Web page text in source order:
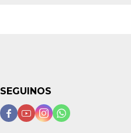
SEGUINOS
   